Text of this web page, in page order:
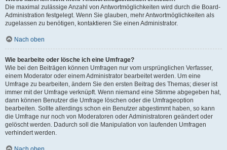
Die maximal zulässige Anzahl von Antwortmöglichkeiten wird durch die Board-
Administration festgelegt. Wenn Sie glauben, mehr Antwortmöglichkeiten als
zugelassen zu benötigen, kontaktieren Sie einen Administrator.
Nach oben
Wie bearbeite oder lösche ich eine Umfrage?
Wie bei den Beiträgen können Umfragen nur vom ursprünglichen Verfasser,
einem Moderator oder einem Administrator bearbeitet werden. Um eine
Umfrage zu bearbeiten, ändern Sie den ersten Beitrag des Themas; dieser ist
immer mit der Umfrage verknüpft. Wenn niemand eine Stimme abgegeben hat,
dann können Benutzer die Umfrage löschen oder die Umfrageoption
bearbeiten. Sollte allerdings schon ein Benutzer abgestimmt haben, so kann
die Umfrage nur noch von Moderatoren oder Administratoren geändert oder
gelöscht werden. Dadurch soll die Manipulation von laufenden Umfragen
verhindert werden.